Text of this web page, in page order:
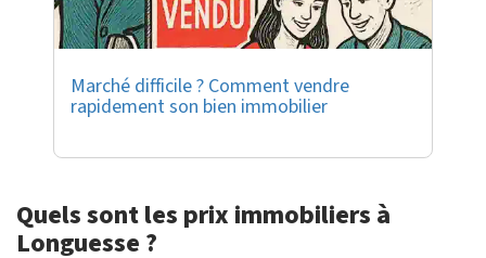
Marché difficile ? Comment vendre
rapidement son bien immobilier
Quels sont les prix immobiliers à
Longuesse ?